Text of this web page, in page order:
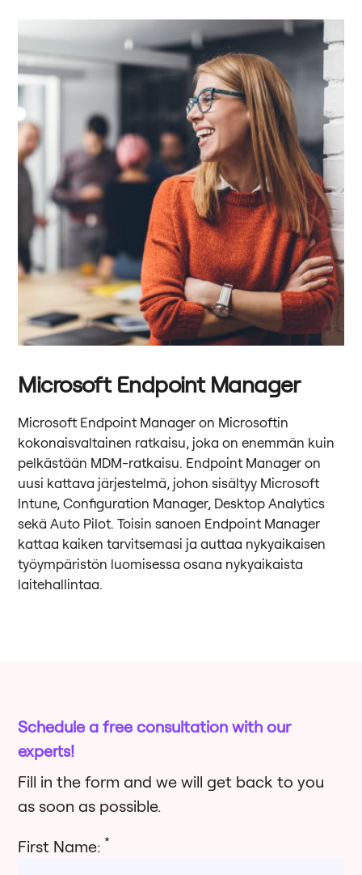
Microsoft Endpoint Manager
Microsoft Endpoint Manager on Microsoftin
kokonaisvaltainen ratkaisu, joka on enemmän kuin
pelkästään MDM-ratkaisu. Endpoint Manager on
uusi kattava järjestelmä, johon sisältyy Microsoft
Intune, Configuration Manager, Desktop Analytics
sekä Auto Pilot. Toisin sanoen Endpoint Manager
kattaa kaiken tarvitsemasi ja auttaa nykyaikaisen
työympäristön luomisessa osana nykyaikaista
laitehallintaa.
Schedule a free consultation with our
experts!
Fill in the form and we will get back to you
as soon as possible.
First Name:*